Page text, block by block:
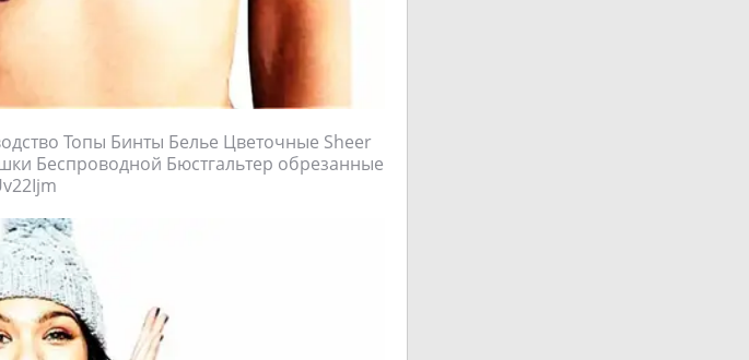
Топы Бинты Белье Цветочные Sheer
Беспроводной Бюстгальтер обрезанные